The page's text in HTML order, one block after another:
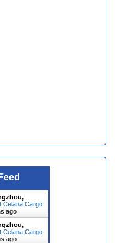
Celana Cargo
ago
Celana Cargo
ago